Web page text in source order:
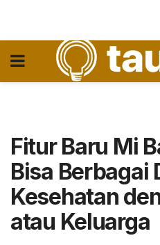
Fitur Baru Mi
Bisa Berbagai
Kesehatan
atau Keluarga